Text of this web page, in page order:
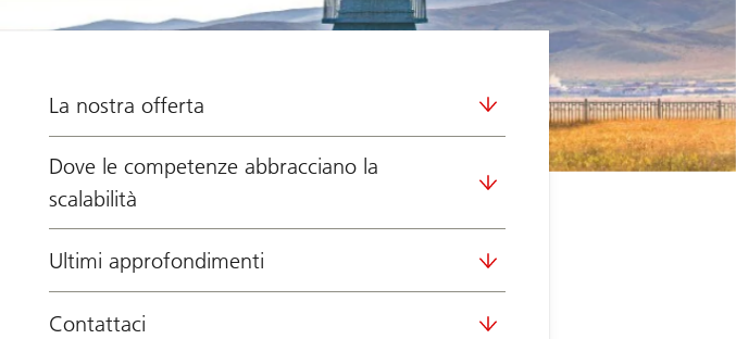
La nostra offerta
Dove le competenze abbracciano la
scalabilità
Ultimi approfondimenti
Contattaci